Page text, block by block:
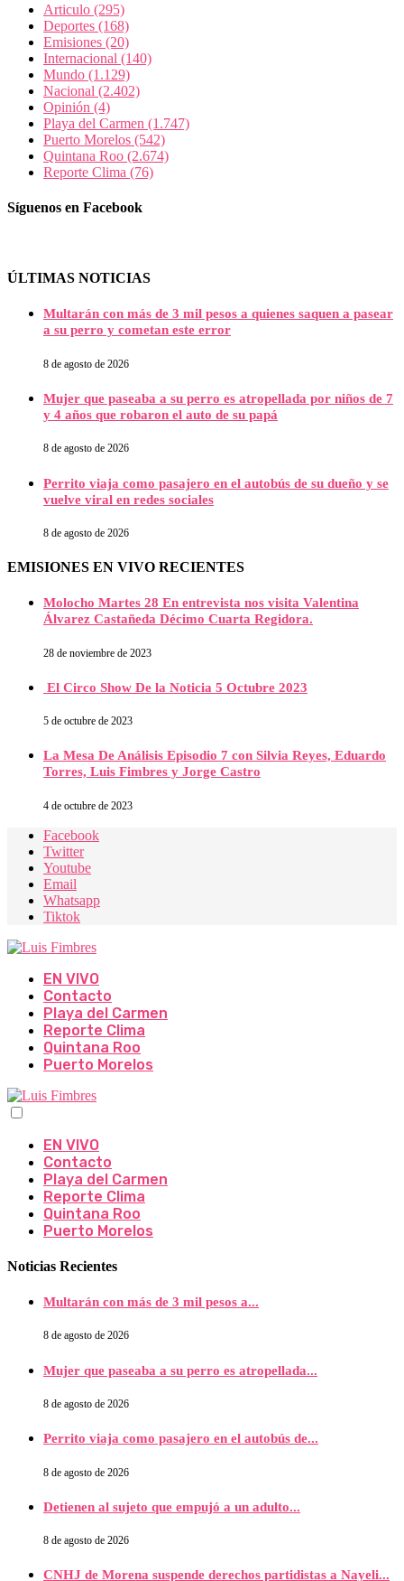
Articulo (295)
Deportes (168)
Emisiones (20)
Internacional (140)
Mundo (1.129)
Nacional (2.402)
Opinión (4)
Playa del Carmen (1.747)
Puerto Morelos (542)
Quintana Roo (2.674)
Reporte Clima (76)
Síguenos en Facebook
ÚLTIMAS NOTICIAS
Multarán con más de 3 mil pesos a quienes saquen a pasear
a su perro y cometan este error
8 de agosto de 2026
Mujer que paseaba a su perro es atropellada por niños de 7
y 4 años que robaron el auto de su papá
8 de agosto de 2026
Perrito viaja como pasajero en el autobús de su dueño y se
vuelve viral en redes sociales
8 de agosto de 2026
EMISIONES EN VIVO RECIENTES
Molocho Martes 28 En entrevista nos visita Valentina
Álvarez Castañeda Décimo Cuarta Regidora.
28 de noviembre de 2023
El Circo Show De la Noticia 5 Octubre 2023
5 de octubre de 2023
La Mesa De Análisis Episodio 7 con Silvia Reyes, Eduardo
Torres, Luis Fimbres y Jorge Castro
4 de octubre de 2023
Facebook
Twitter
Youtube
Email
Whatsapp
Tiktok
EN VIVO
Contacto
Playa del Carmen
Reporte Clima
Quintana Roo
Puerto Morelos
EN VIVO
Contacto
Playa del Carmen
Reporte Clima
Quintana Roo
Puerto Morelos
Noticias Recientes
Multarán con más de 3 mil pesos a...
8 de agosto de 2026
Mujer que paseaba a su perro es atropellada...
8 de agosto de 2026
Perrito viaja como pasajero en el autobús de...
8 de agosto de 2026
Detienen al sujeto que empujó a un adulto...
8 de agosto de 2026
CNHJ de Morena suspende derechos partidistas a Nayeli...